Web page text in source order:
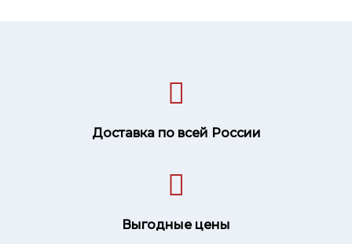
Доставка по всей России
Выгодные цены